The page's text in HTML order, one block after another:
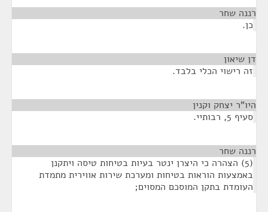
רננה שחר
כן.
דן שיאון
זה רישוי הכלי בלבד.
היו"ר יצחק וקנין
סעיף 5, רבותיי.
רננה שחר
(5) הצהרה כי היצרן ינטר בעיות בטיחות טיסה ויתקנן
באמצעות הוראות בטיחות ומערכת שירות אווירית מתמדת
העומדת בתקן המוסכם המסוים;